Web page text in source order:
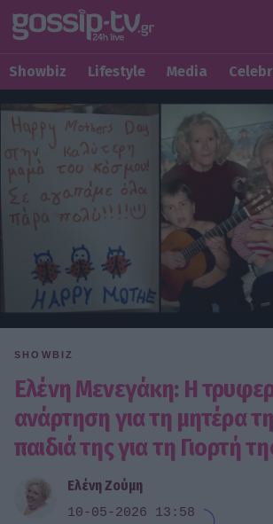
Showbiz Lifestyle Media
SHOWBIZ
Ελένη Μενεγάκη: Η
ανάρτηση για τη μητέρα
παιδιά της για τη Γιορτή
Ελένη Ζούμη
10-05-2026 13:58